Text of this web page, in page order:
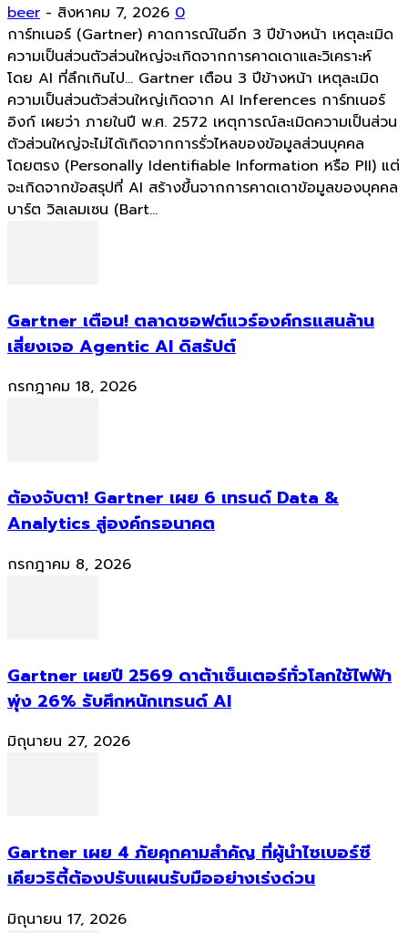
beer - สิงหาคม 7, 2026 0
การ์ทเนอร์ (Gartner) คาดการณ์ในอีก 3 ปีข้างหน้า เหตุละเมิด
ความเป็นส่วนตัวส่วนใหญ่จะเกิดจากการคาดเดาและวิเคราะห์
โดย AI ที่ลึกเกินไป... Gartner เตือน 3 ปีข้างหน้า เหตุละเมิด
ความเป็นส่วนตัวส่วนใหญ่เกิดจาก AI Inferences การ์ทเนอร์
อิงก์ เผยว่า ภายในปี พ.ศ. 2572 เหตุการณ์ละเมิดความเป็นส่วน
ตัวส่วนใหญ่จะไม่ได้เกิดจากการรั่วไหลของข้อมูลส่วนบุคคล
โดยตรง (Personally Identifiable Information หรือ PII) แต่
จะเกิดจากข้อสรุปที่ AI สร้างขึ้นจากการคาดเดาข้อมูลของบุคคล
บาร์ต วิลเลมเซน (Bart...
Gartner เตือน! ตลาดซอฟต์แวร์องค์กรแสนล้าน
เสี่ยงเจอ Agentic AI ดิสรัปต์
กรกฎาคม 18, 2026
ต้องจับตา! Gartner เผย 6 เทรนด์ Data &
Analytics สู่องค์กรอนาคต
กรกฎาคม 8, 2026
Gartner เผยปี 2569 ดาต้าเซ็นเตอร์ทั่วโลกใช้ไฟฟ้า
พุ่ง 26% รับศึกหนักเทรนด์ AI
มิถุนายน 27, 2026
Gartner เผย 4 ภัยคุกคามสำคัญ ที่ผู้นำไซเบอร์ซี
เคียวริตี้ต้องปรับแผนรับมืออย่างเร่งด่วน
มิถุนายน 17, 2026